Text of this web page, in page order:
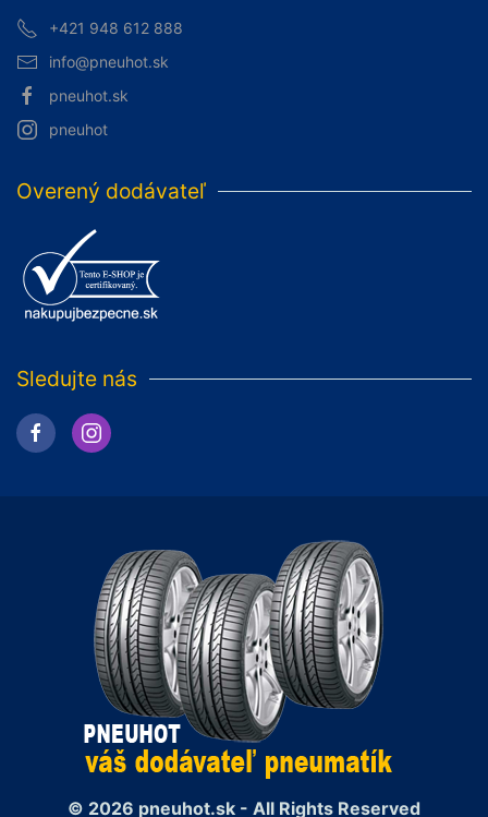
+421 948 612 888
info@pneuhot.sk
pneuhot.sk
pneuhot
Overený dodávateľ
Sledujte nás
© 2026 pneuhot.sk - All Rights Reserved